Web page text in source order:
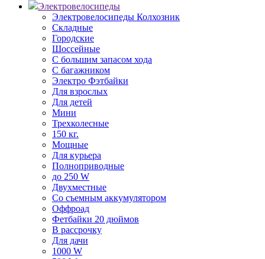
Электровелосипеды
Электровелосипеды Колхозник
Складные
Городские
Шоссейные
С большим запасом хода
С багажником
Электро Фэтбайки
Для взрослых
Для детей
Мини
Трехколесные
150 кг.
Мощные
Для курьера
Полноприводные
до 250 W
Двухместные
Со съемным аккумулятором
Оффроад
Фетбайки 20 дюймов
В рассрочку
Для дачи
1000 W